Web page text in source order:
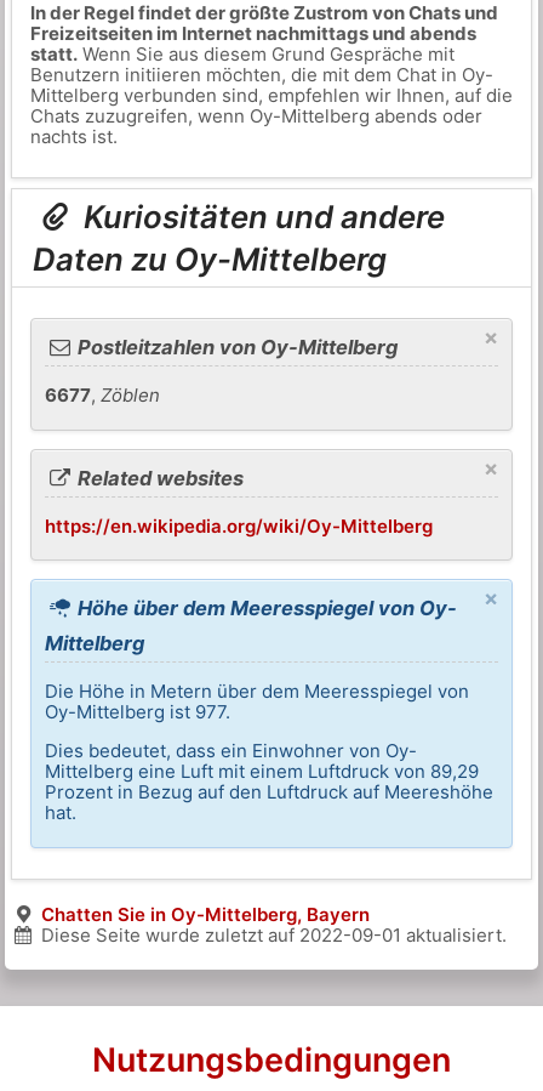
In der Regel findet der größte Zustrom von Chats und
Freizeitseiten im Internet nachmittags und abends
statt.Wenn Sie aus diesem Grund Gespräche mit
Benutzern initiieren möchten, die mit dem Chat in Oy-
Mittelberg verbunden sind, empfehlen wir Ihnen, auf die
Chats zuzugreifen, wenn Oy-Mittelberg abends oder
nachts ist.
Kuriositäten und andere
Daten zu Oy-Mittelberg
×
Postleitzahlen von Oy-Mittelberg
6677,Zöblen
×
Related websites
https://en.wikipedia.org/wiki/Oy-Mittelberg
×
Höhe über dem Meeresspiegel von Oy-
Mittelberg
Die Höhe in Metern über dem Meeresspiegel von
Oy-Mittelberg ist 977.
Dies bedeutet, dass ein Einwohner von Oy-
Mittelberg eine Luft mit einem Luftdruck von 89,29
Prozent in Bezug auf den Luftdruck auf Meereshöhe
hat.
Chatten Sie in Oy-Mittelberg, Bayern
Diese Seite wurde zuletzt auf 2022-09-01 aktualisiert.
Nutzungsbedingungen